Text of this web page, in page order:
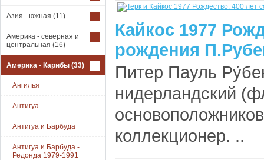
Азия - южная (11)
Америка - северная и
центральная (16)
Америка - Карибы (33)
Ангилья
Антигуа
Антигуа и Барбуда
Антигуа и Барбуда -
Редонда 1979-1991
Кайкос 1977
рождения
Питер Пауль
нидерландский
коллекционер. ..